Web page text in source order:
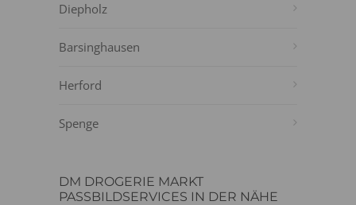
Diepholz
Barsinghausen
Herford
Spenge
DM DROGERIE MARKT
PASSBILDSERVICES IN DER NÄHE